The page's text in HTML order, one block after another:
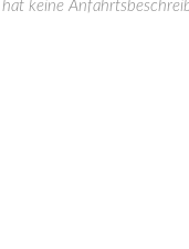
keine